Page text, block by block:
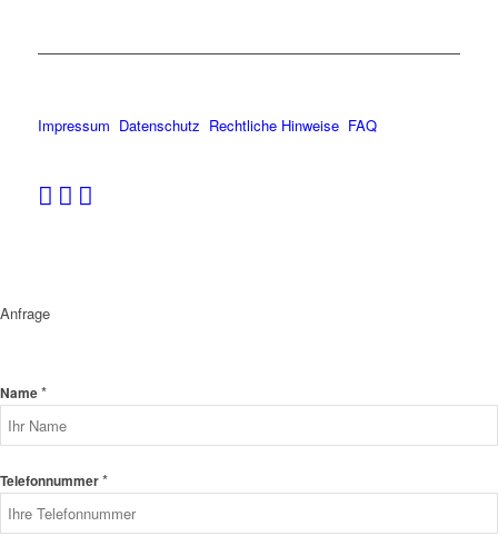
Impressum Datenschutz Rechtliche Hinweise FAQ
Anfrage
Name*
Telefonnummer*